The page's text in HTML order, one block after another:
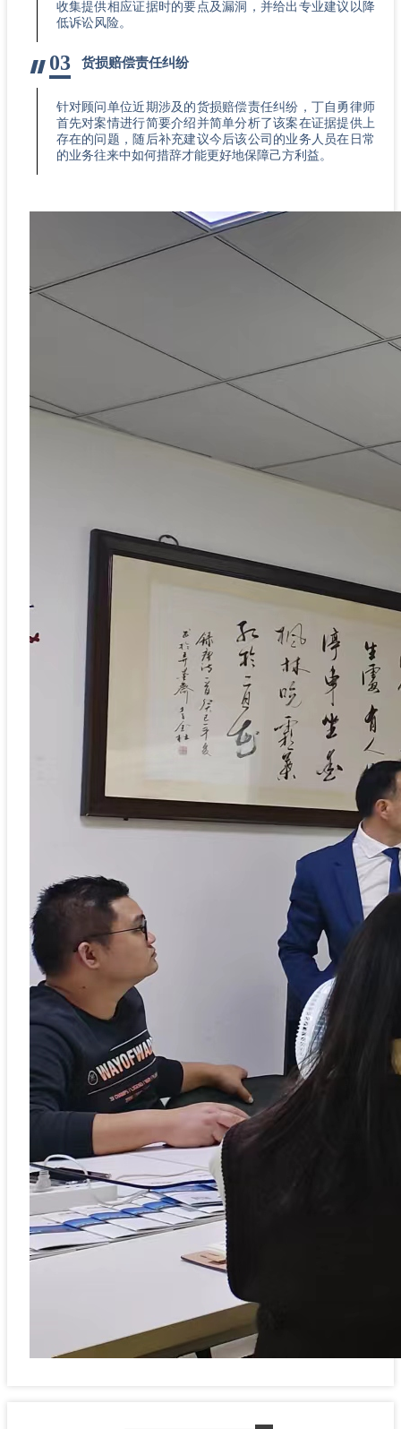
收集提供相应证据时的要点及漏洞，并给出专业建议以降
低诉讼风险。
03 货损赔偿责任纠纷
针对顾问单位近期涉及的货损赔偿责任纠纷，丁自勇律师
首先对案情进行简要介绍并简单分析了该案在证据提供上
存在的问题，随后补充建议今后该公司的业务人员在日常
的业务往来中如何措辞才能更好地保障己方利益。